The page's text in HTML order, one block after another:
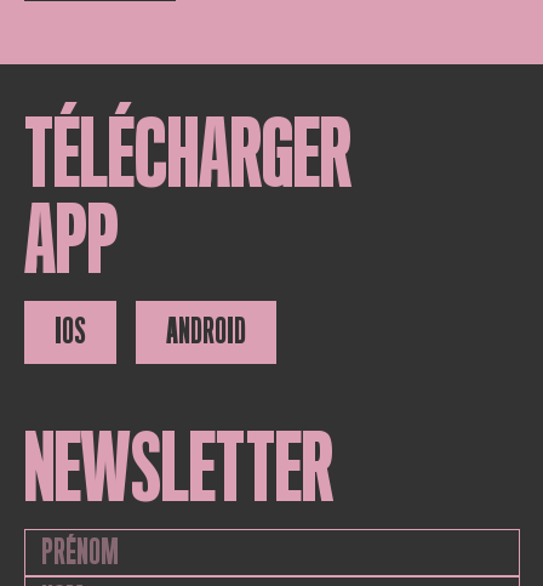
TÉLÉCHARGER
APP
IOS ANDROID
NEWSLETTER